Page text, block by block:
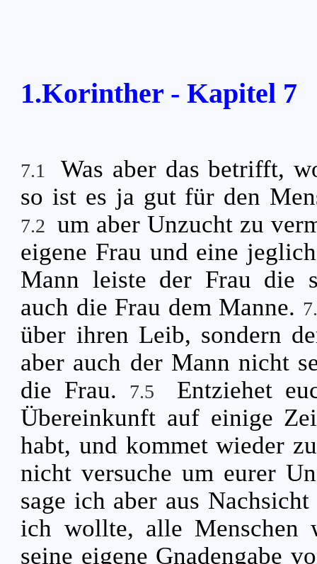
1.Korinther - Kapitel 7
7.1
Was aber das betrifft,
so ist es ja gut für den
7.2 um aber Unzucht zu
eigene Frau und eine
Mann leiste der Frau die
auch die Frau dem Manne.
über ihren Leib, sondern
aber auch der Mann nicht
die Frau.
7.5
Entziehet
Übereinkunft auf einige
habt, und kommet wieder
nicht versuche um eurer
sage ich aber aus
ich wollte, alle Menschen
seine eigene Gnadengabe